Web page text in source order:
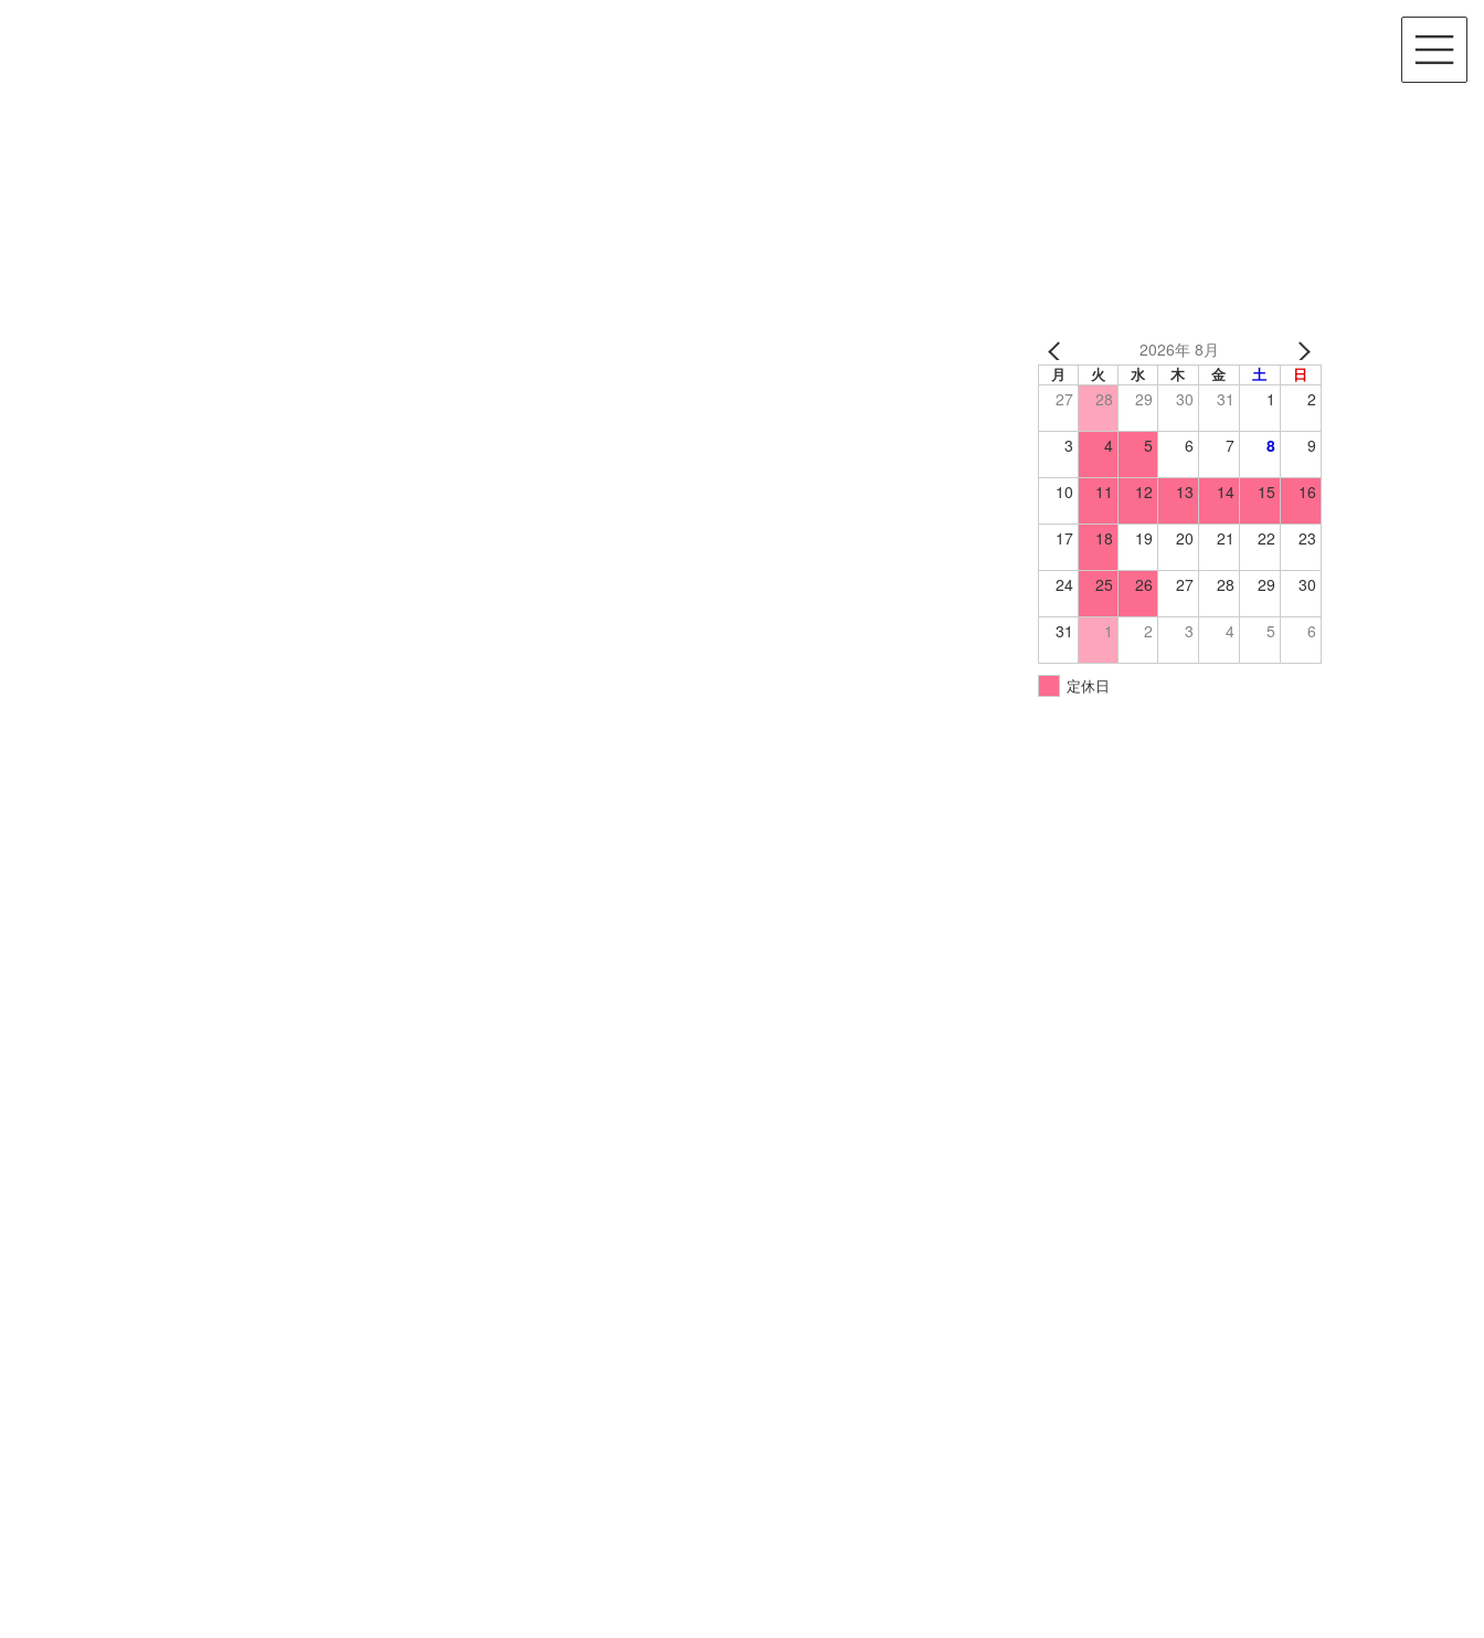
2026年 8月
月 火 水 木 金 土 日
27 28 29 30 31 1 2
3 4 5 6 7 8 9
10 11 12 13 14 15 16
17 18 19 20 21 22 23
24 25 26 27 28 29 30
31 1 2 3 4 5 6
定休日